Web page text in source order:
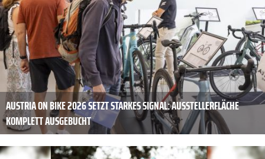
AUSTRIA ON BIKE 2026 SETZT STARKES SIGNAL: AUSSTELLERFLÄCHE
KOMPLETT AUSGEBUCHT